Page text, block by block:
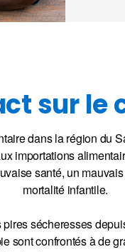
sur
dans la région du
importations
santé, un
mortalité infantile.
pires sécheresses
sont confrontés à de